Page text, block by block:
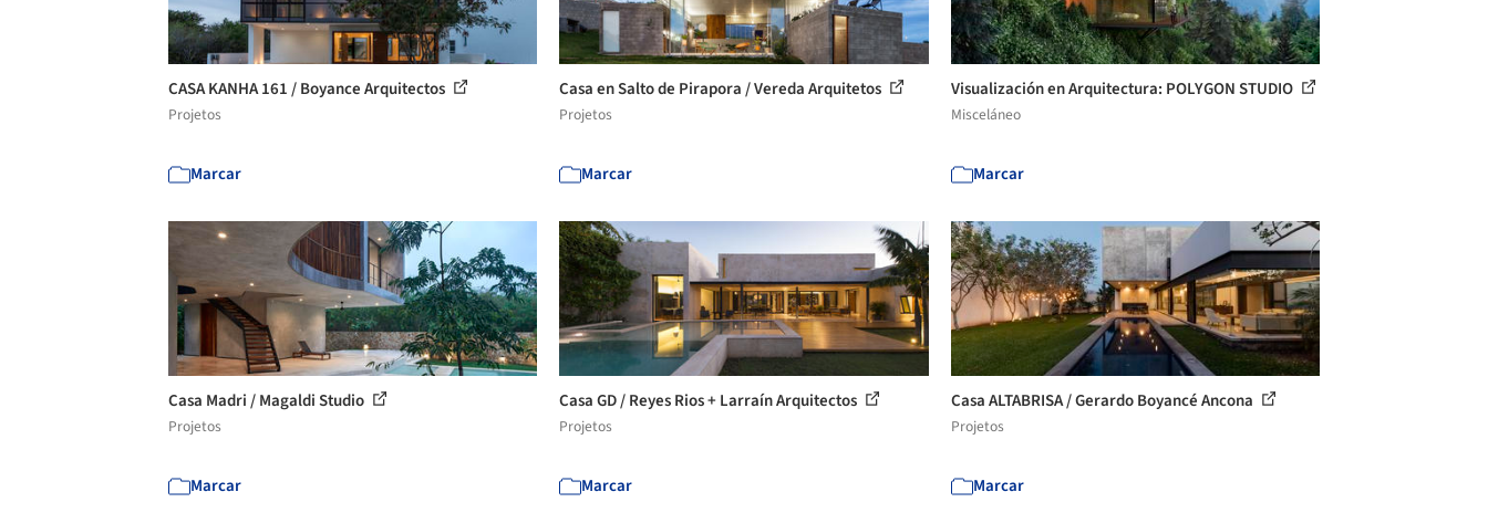
CASA KANHA 161 / Boyance Arquitectos
Projetos
Marcar
Casa en Salto de Pirapora / Vereda Arquitetos
Projetos
Marcar
Visualización en Arquitectura: POLYGON STUDIO
Misceláneo
Marcar
Casa Madri / Magaldi Studio
Projetos
Marcar
Casa GD / Reyes Rios + Larraín Arquitectos
Projetos
Marcar
Casa ALTABRISA / Gerardo Boyancé Ancona
Projetos
Marcar